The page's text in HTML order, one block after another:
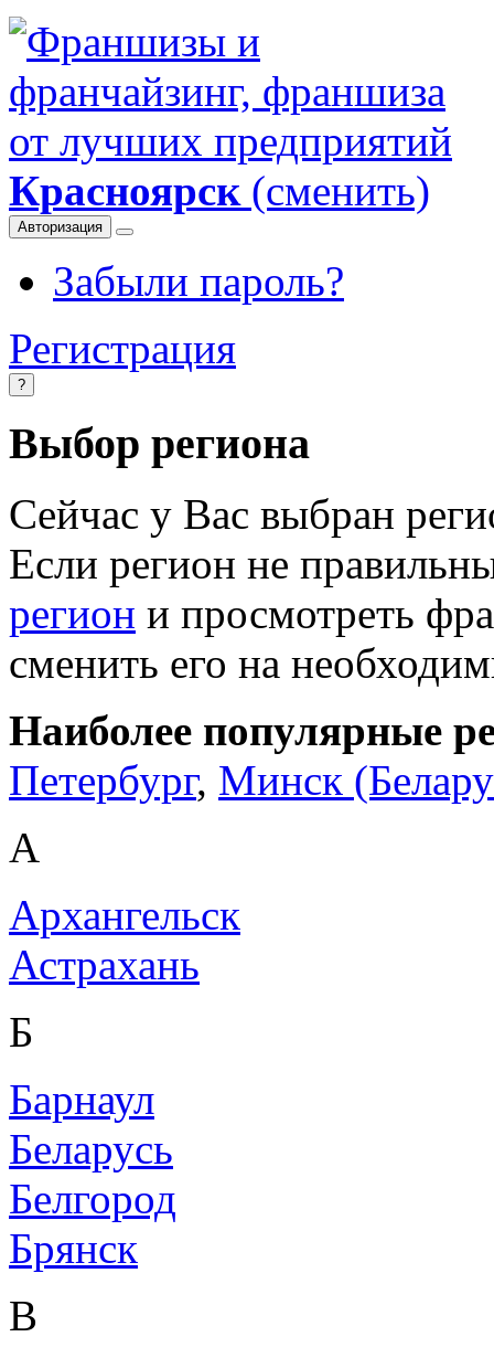
Красноярск(сменить)
Авторизация
Забыли пароль?
Регистрация
?
Выбор региона
Сейчас у Вас выбран
Если регион не
регион и просмотреть
сменить его на
Наиболее популярные
Петербург, Минск
А
Архангельск
Астрахань
Б
Барнаул
Беларусь
Белгород
Брянск
В